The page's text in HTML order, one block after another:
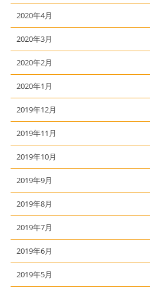
2020年4月
2020年3月
2020年2月
2020年1月
2019年12月
2019年11月
2019年10月
2019年9月
2019年8月
2019年7月
2019年6月
2019年5月